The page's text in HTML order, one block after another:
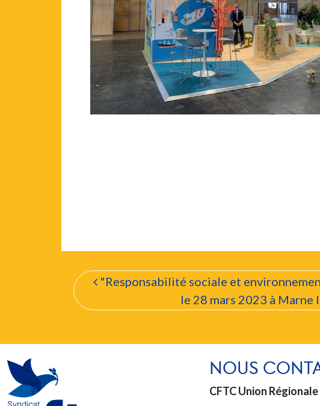
"Responsabilité sociale et
le 28 mars 2023 à Marne
NOUS
CFTC Union